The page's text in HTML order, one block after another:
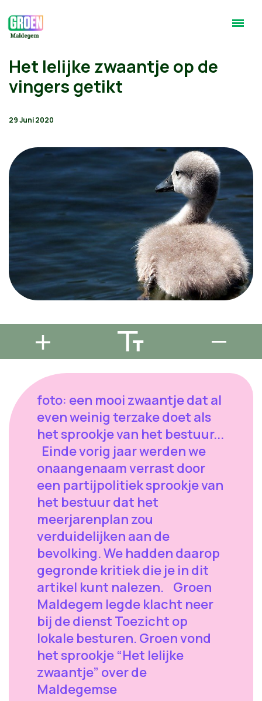
Het lelijke zwaantje op de
vingers getikt
29 Juni 2020
foto: een mooi zwaantje dat al
even weinig terzake doet als
het sprookje van het bestuur...
Einde vorig jaar werden we
onaangenaam verrast door
een partijpolitiek sprookje van
het bestuur dat het
meerjarenplan zou
verduidelijken aan de
bevolking. We hadden daarop
gegronde kritiek die je in dit
artikel kunt nalezen. Groen
Maldegem legde klacht neer
bij de dienst Toezicht op
lokale besturen. Groen vond
het sprookje “Het lelijke
zwaantje” over de
Maldegemse